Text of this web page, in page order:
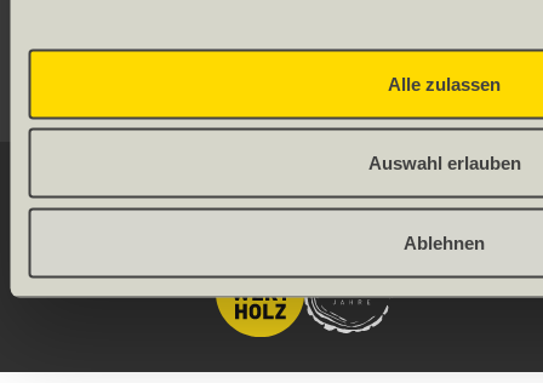
Alle zulassen
Auswahl erlauben
Ablehnen
Onlineshop by
(Schweiz) AG
DE FR